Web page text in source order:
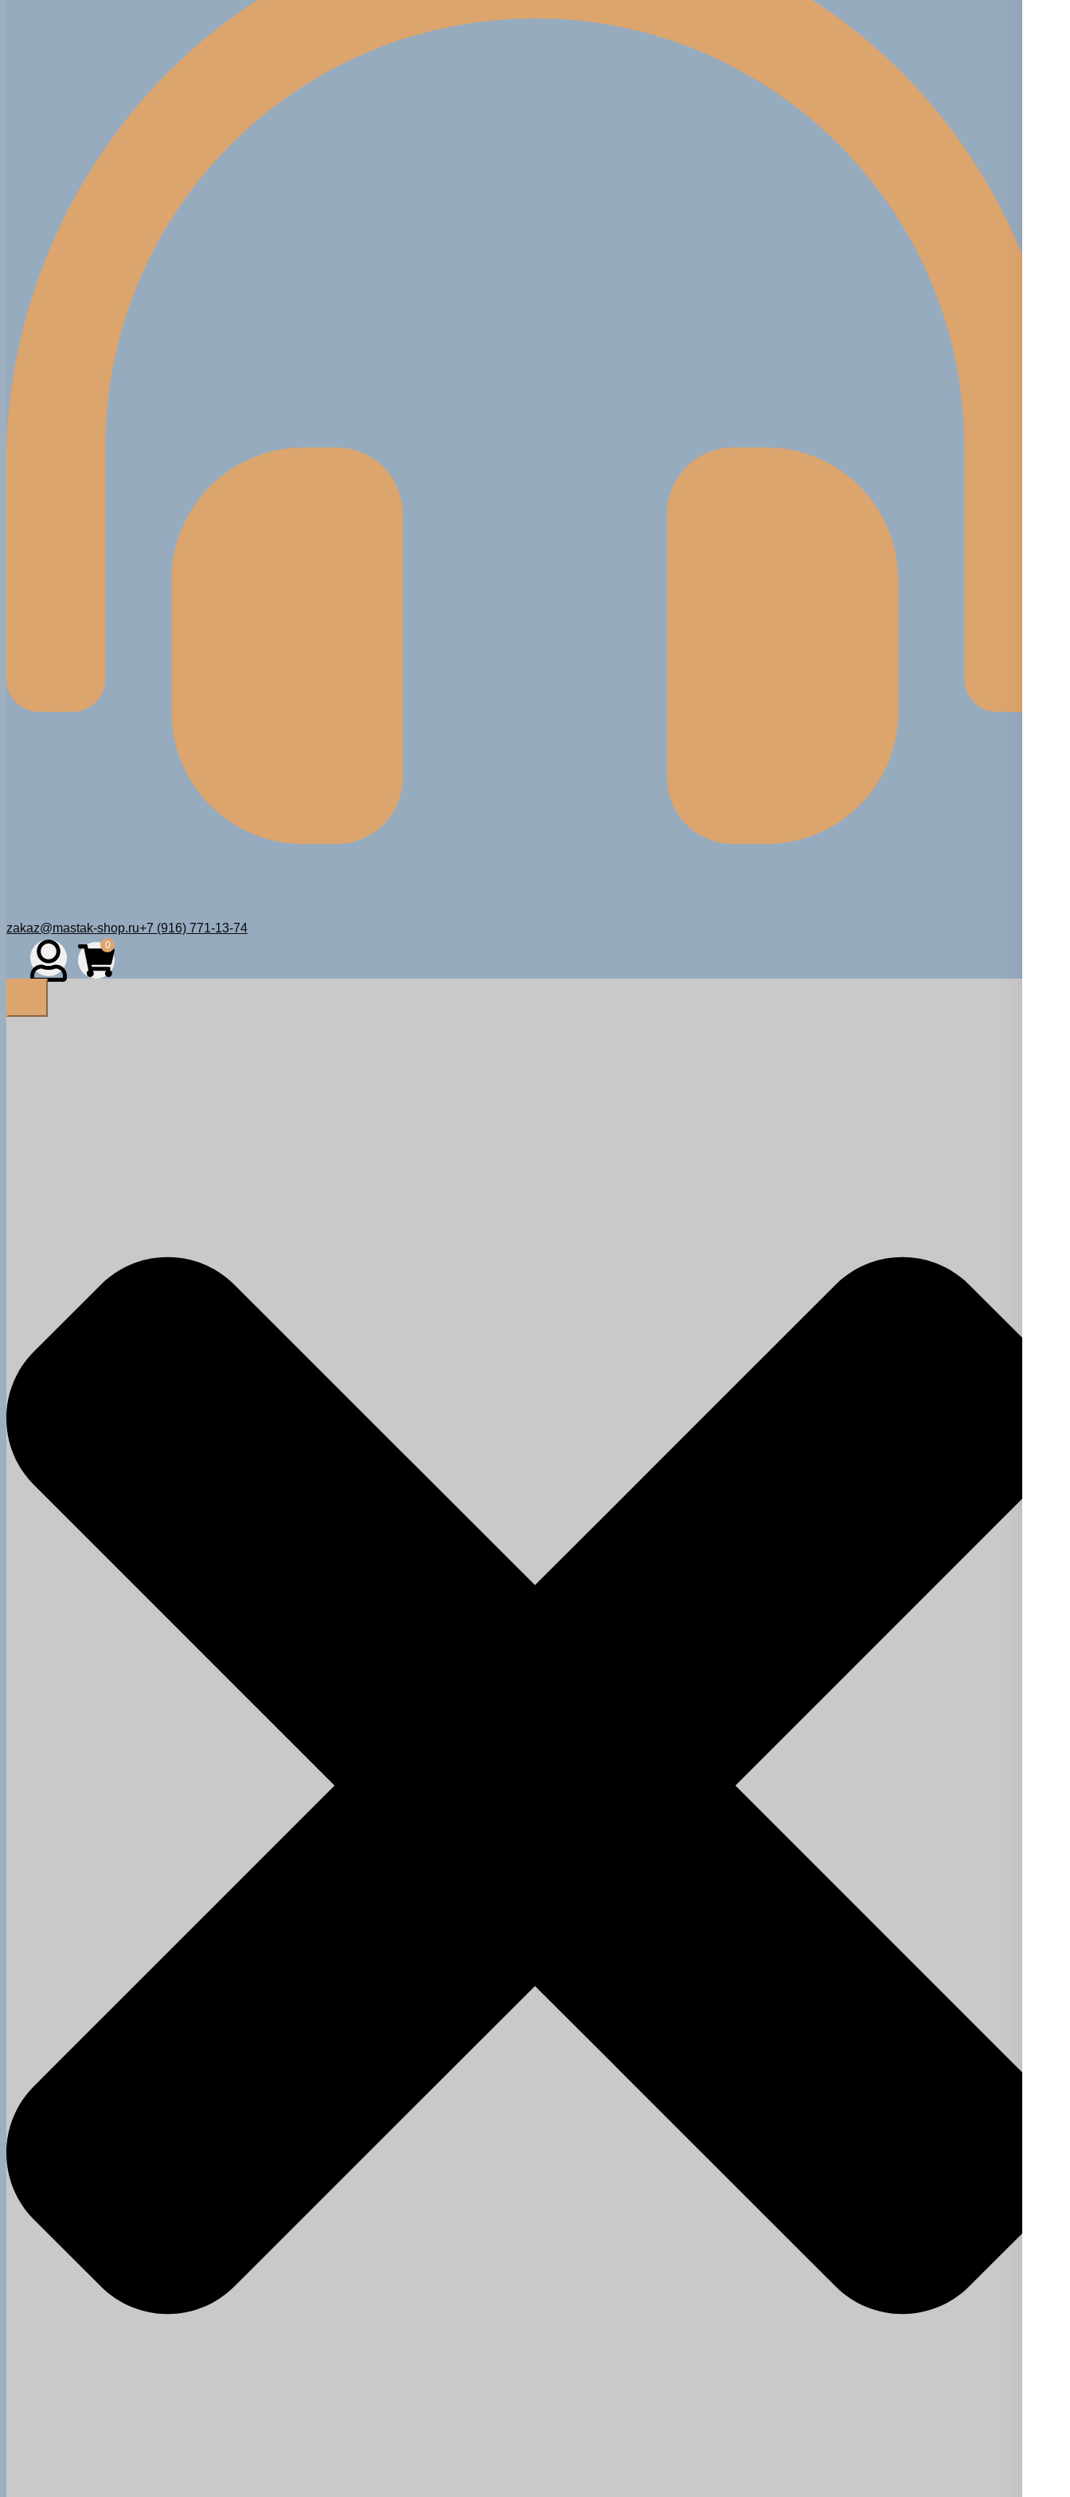
zakaz@mastak-shop.ru+7 (916) 771-13-74
0